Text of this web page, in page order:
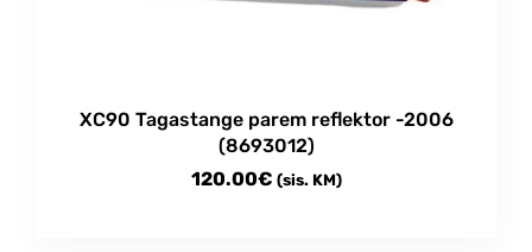
XC90 Tagastange parem reflektor -2006
(8693012)
120.00€ (sis. KM)